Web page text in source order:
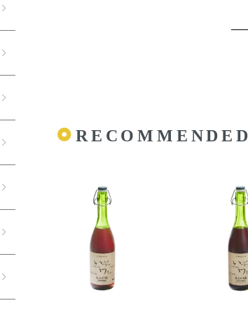
RECOMMENDED